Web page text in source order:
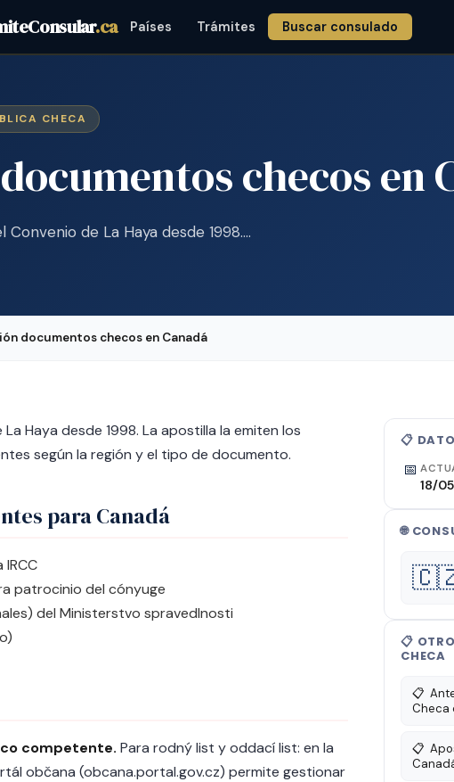
.ca Países Trámites Buscar consulado
CHECA
checos en
de La Haya desde 1998.…
documentos checos en Canadá
📋
📅
18/
🌐
📋
CHECA
📋
Checa
📋
Haya desde 1998. La apostilla la emiten los
según la región y el tipo de documento.
para Canadá
patrocinio del cónyuge
del Ministerstvo spravedlnosti
competente. Para rodný list y oddací list: en la
občana (obcana.portal.gov.cz) permite gestionar